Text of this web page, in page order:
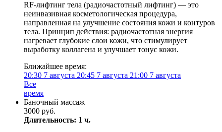
RF-лифтинг тела (радиочастотный лифтинг) — это
неинвазивная косметологическая процедура,
направленная на улучшение состояния кожи и контуров
тела. Принцип действия: радиочастотная энергия
нагревает глубокие слои кожи, что стимулирует
выработку коллагена и улучшает тонус кожи.
Ближайшее время:
20:30 7 августа 20:45 7 августа 21:00 7 августа
Все
время
Баночный массаж
3000 руб.
Длительность: 1 ч.